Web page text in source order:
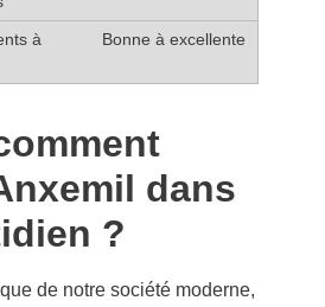
Bonne à excellente
dans
?
de notre société moderne,